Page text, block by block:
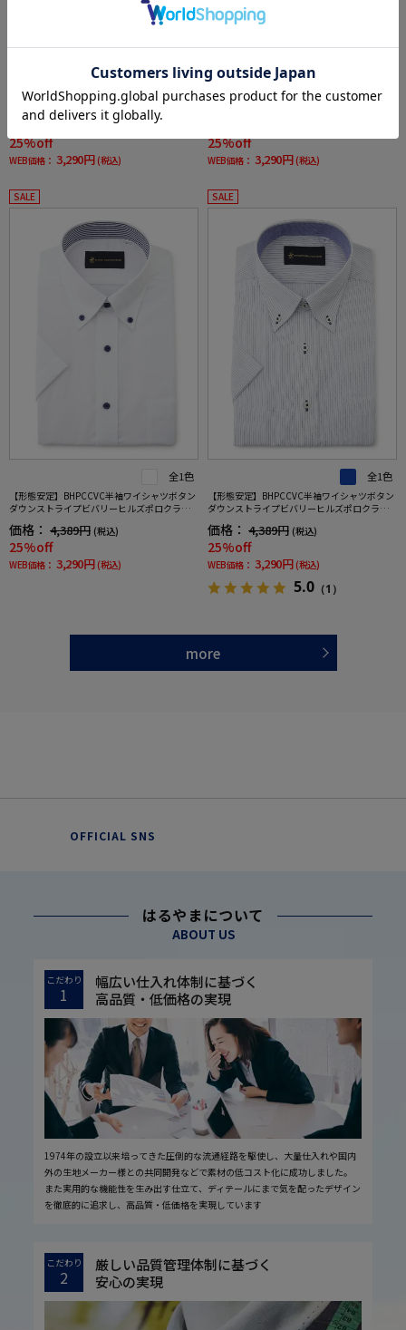
全1色
【形態安定】BHPCCVC半袖ワイシャツボタン
ダウンチェックビバリーヒルズポロクラブ春
価格： 4,389円 (税込)
25%off
WEB価格： 3,290円 (税込)
【形態安定】BHPCCVC半袖ワイシャツボタン
ダウンチェックビバリーヒルズポロクラブ春
25%off
WEB価格： 3,290円 (税込)
SALE
全1色
【形態安定】BHPCCVC半袖ワイシャツボタン
ダウンストライプビバリーヒルズポロクラブ
春夏
価格： 4,389円 (税込)
25%off
WEB価格： 3,290円 (税込)
SALE
全1色
【形態安定】BHPCCVC半袖ワイシャツボタン
ダウンストライプビバリーヒルズポロクラブ
春夏
価格： 4,389円 (税込)
25%off
WEB価格： 3,290円 (税込)
5.0 （1）
more
OFFICIAL SNS
はるやまについて
ABOUT US
こだわり
1
幅広い仕入れ体制に基づく
高品質・低価格の実現
1974年の設立以来培ってきた圧倒的な流通経路を駆使し、大量仕入れや国内
外の生地メーカー様との共同開発などで素材の低コスト化に成功しました。
また実用的な機能性を生み出す仕立て、ディテールにまで気を配ったデザイン
を徹底的に追求し、高品質・低価格を実現しています
こだわり
2
厳しい品質管理体制に基づく
安心の実現